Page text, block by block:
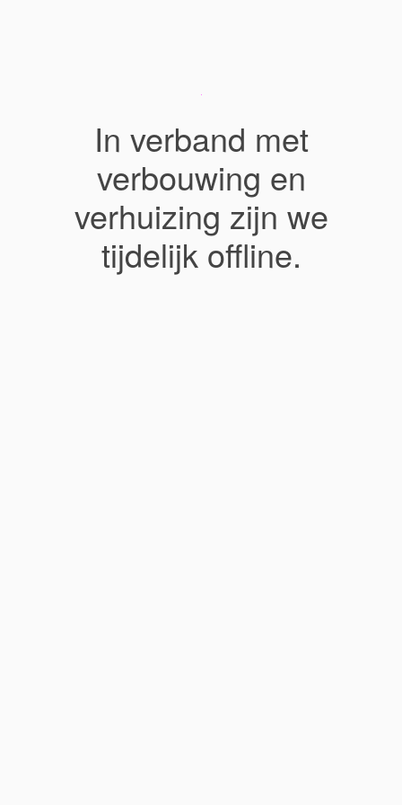
In verband met
verbouwing en
verhuizing zijn we
tijdelijk offline.